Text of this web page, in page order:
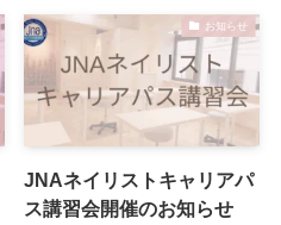
お知らせ
JNAネイリストキャリアパ
ス講習会開催のお知らせ